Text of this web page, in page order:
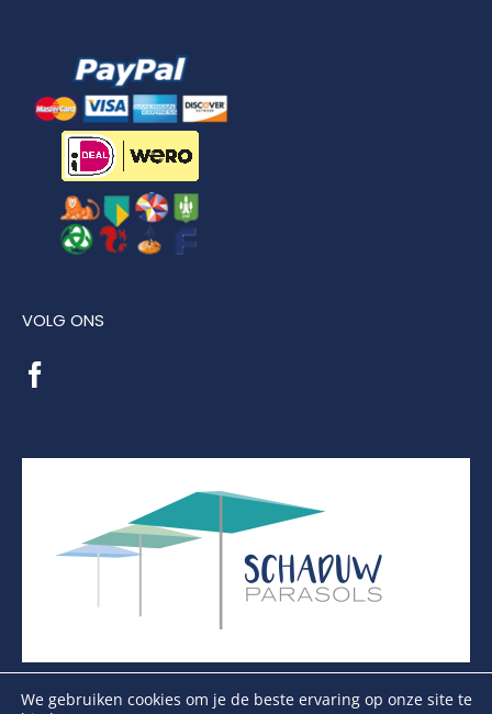
VOLG ONS
We gebruiken cookies om je de beste ervaring op onze site te